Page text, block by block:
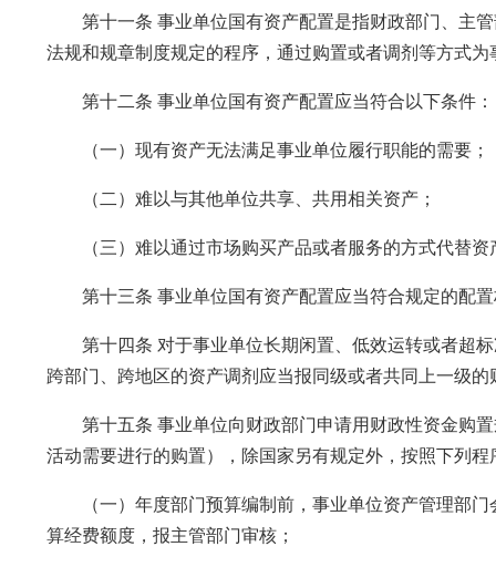
第十一条 事业单位国有资产配置是指财政部门、主管
法规和规章制度规定的程序，通过购置或者调剂等方式
第十二条 事业单位国有资产配置应当符合以下条件：
（一）现有资产无法满足事业单位履行职能的需要；
（二）难以与其他单位共享、共用相关资产；
（三）难以通过市场购买产品或者服务的方式代替资
第十三条 事业单位国有资产配置应当符合规定的配置
第十四条 对于事业单位长期闲置、低效运转或者超标
跨部门、跨地区的资产调剂应当报同级或者共同上一级
第十五条 事业单位向财政部门申请用财政性资金购置
活动需要进行的购置），除国家另有规定外，按照下列程
（一）年度部门预算编制前，事业单位资产管理部门
算经费额度，报主管部门审核；